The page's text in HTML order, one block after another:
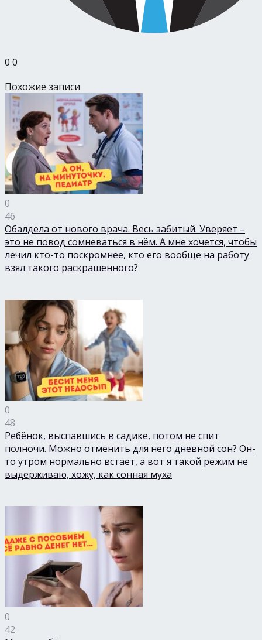
0 0
Похожие записи
0
46
Обалдела от нового врача. Весь забитый. Уверяет –
это не повод сомневаться в нём. А мне хочется, чтобы
лечил кто-то поскромнее, кто его вообще на работу
взял такого раскрашенного?
0
48
Ребёнок, выспавшись в садике, потом не спит
полночи. Можно отменить для него дневной сон? Он-
то утром нормально встаёт, а вот я такой режим не
выдерживаю, хожу, как сонная муха
0
42